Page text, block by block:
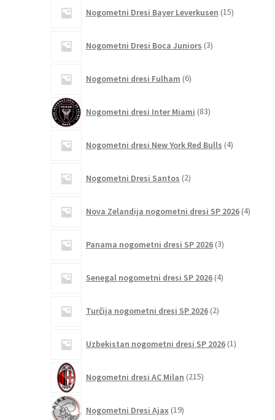
Nogometni Dresi Bayer Leverkusen 15izdelkov
Nogometni Dresi Boca Juniors 3izdelki
Nogometni dresi Fulham 6izdelkov
Nogometni dresi Inter Miami 83izdelkov
Nogometni dresi New York Red Bulls 4izdelki
Nogometni Dresi Santos 2izdelka
Nova Zelandija nogometni dresi SP 2026 4izdelki
Panama nogometni dresi SP 2026 3izdelki
Senegal nogometni dresi SP 2026 4izdelki
Turčija nogometni dresi SP 2026 2izdelka
Uzbekistan nogometni dresi SP 2026 1izdelek
Nogometni dresi AC Milan 215izdelkov
Nogometni Dresi Ajax 19izdelkov